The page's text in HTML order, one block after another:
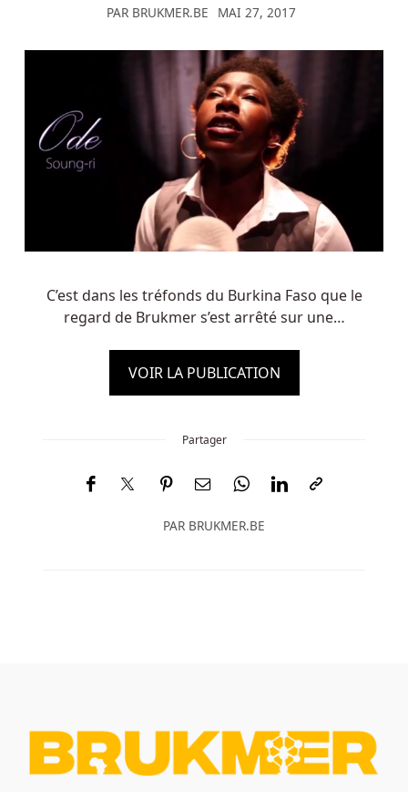
PAR BRUKMER.BE MAI 27, 2017
C’est dans les tréfonds du Burkina Faso que le
regard de Brukmer s’est arrêté sur une…
VOIR LA PUBLICATION
Partager
PAR BRUKMER.BE